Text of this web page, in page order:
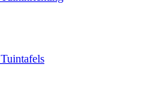
Tuintafels